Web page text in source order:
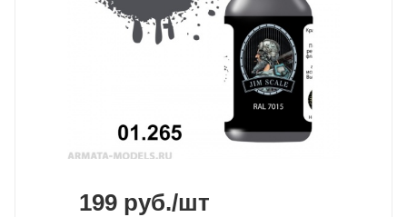
199 руб./шт